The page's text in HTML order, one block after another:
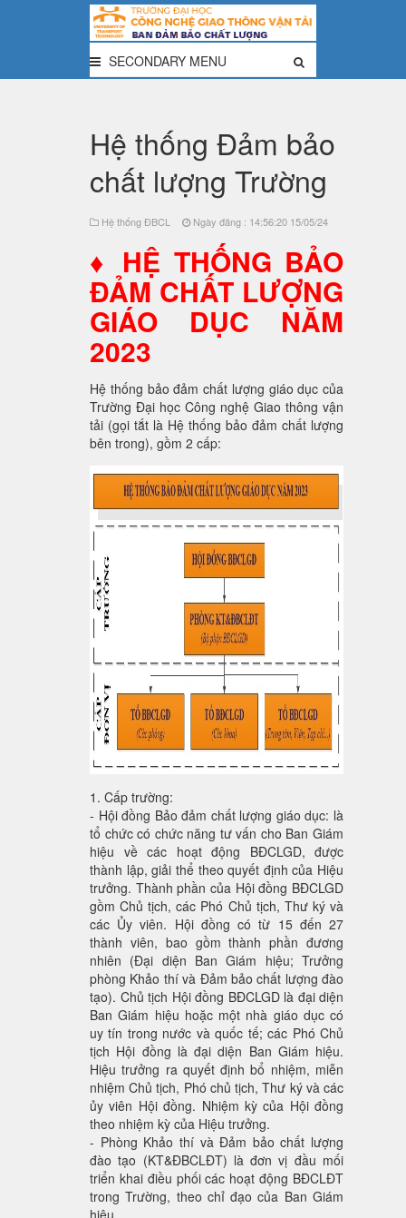
SECONDARY MENU
Hệ thống Đảm bảo
chất lượng Trường
Hệ thống ĐBCL Ngày đăng : 14:56:20 15/05/24
♦ HỆ THỐNG BẢO
ĐẢM CHẤT LƯỢNG
GIÁO DỤC NĂM
2023
Hệ thống bảo đảm chất lượng giáo dục của
Trường Đại học Công nghệ Giao thông vận
tải (gọi tắt là Hệ thống bảo đảm chất lượng
bên trong), gồm 2 cấp:
1. Cấp trường:
- Hội đồng Bảo đảm chất lượng giáo dục: là
tổ chức có chức năng tư vấn cho Ban Giám
hiệu về các hoạt động BĐCLGD, được
thành lập, giải thể theo quyết định của Hiệu
trưởng. Thành phần của Hội đồng BĐCLGD
gồm Chủ tịch, các Phó Chủ tịch, Thư ký và
các Ủy viên. Hội đồng có từ 15 đến 27
thành viên, bao gồm thành phần đương
nhiên (Đại diện Ban Giám hiệu; Trưởng
phòng Khảo thí và Đảm bảo chất lượng đào
tạo). Chủ tịch Hội đồng BĐCLGD là đại diện
Ban Giám hiệu hoặc một nhà giáo dục có
uy tín trong nước và quốc tế; các Phó Chủ
tịch Hội đồng là đại diện Ban Giám hiệu.
Hiệu trưởng ra quyết định bổ nhiệm, miễn
nhiệm Chủ tịch, Phó chủ tịch, Thư ký và các
ủy viên Hội đồng. Nhiệm kỳ của Hội đồng
theo nhiệm kỳ của Hiệu trưởng.
- Phòng Khảo thí và Đảm bảo chất lượng
đào tạo (KT&ĐBCLĐT) là đơn vị đầu mối
triển khai điều phối các hoạt động BĐCLĐT
trong Trường, theo chỉ đạo của Ban Giám
hiệu.